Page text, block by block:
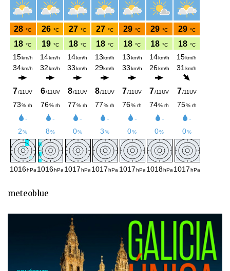
meteoblue